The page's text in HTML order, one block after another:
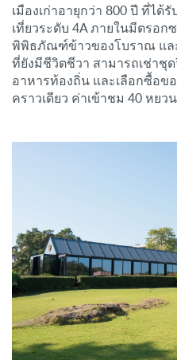
เมืองเก่าอายุกว่า 800 ปี ที่ได้
เที่ยวระดับ 4A ภายในมีตรอ
พิพิธภัณฑ์ข้าวของโบราณ แล
ที่ยังมีชีวิตชีวา สามารถเช่าชุ
อาหารท้องถิ่น และเลือกซื้อข
คราวเดียว ค่าเข้าชม 40 หยว